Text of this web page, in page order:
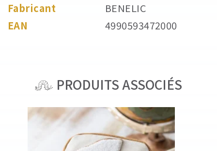
Fabricant
BENELIC
EAN
4990593472000
PRODUITS ASSOCIÉS